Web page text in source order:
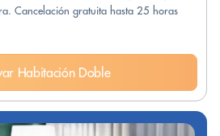
Cancelación gratuita hasta 25 horas
Habitación Doble